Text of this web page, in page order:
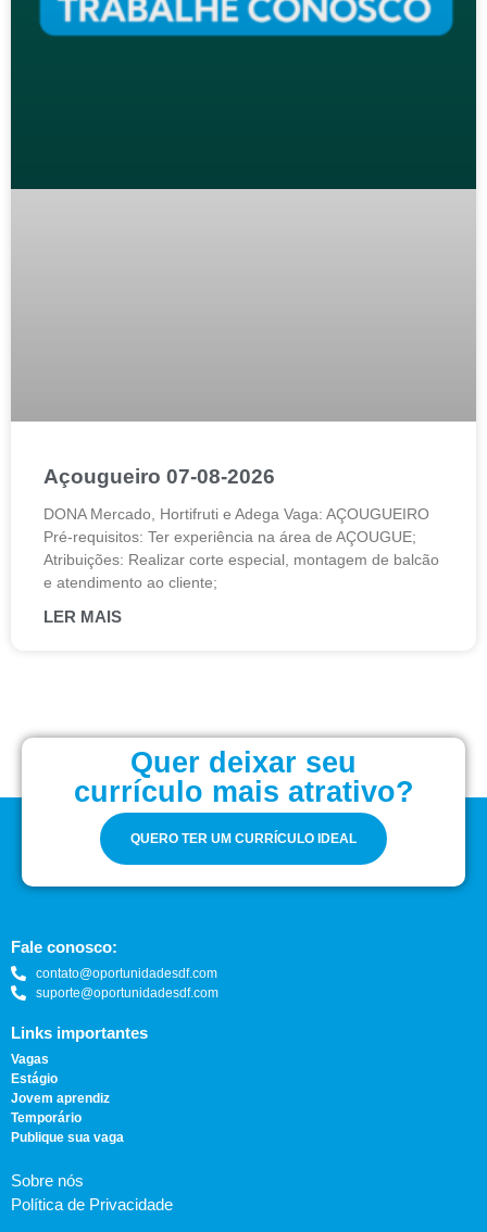
Açougueiro 07-08-2026
DONA Mercado, Hortifruti e Adega Vaga: AÇOUGUEIRO
Pré-requisitos: Ter experiência na área de AÇOUGUE;
Atribuições: Realizar corte especial, montagem de balcão
e atendimento ao cliente;
LER MAIS
Quer deixar seu
currículo mais atrativo?
QUERO TER UM CURRÍCULO IDEAL
Fale conosco:
contato@oportunidadesdf.com
suporte@oportunidadesdf.com
Links importantes
Vagas
Estágio
Jovem aprendiz
Temporário
Publique sua vaga
Sobre nós
Política de Privacidade